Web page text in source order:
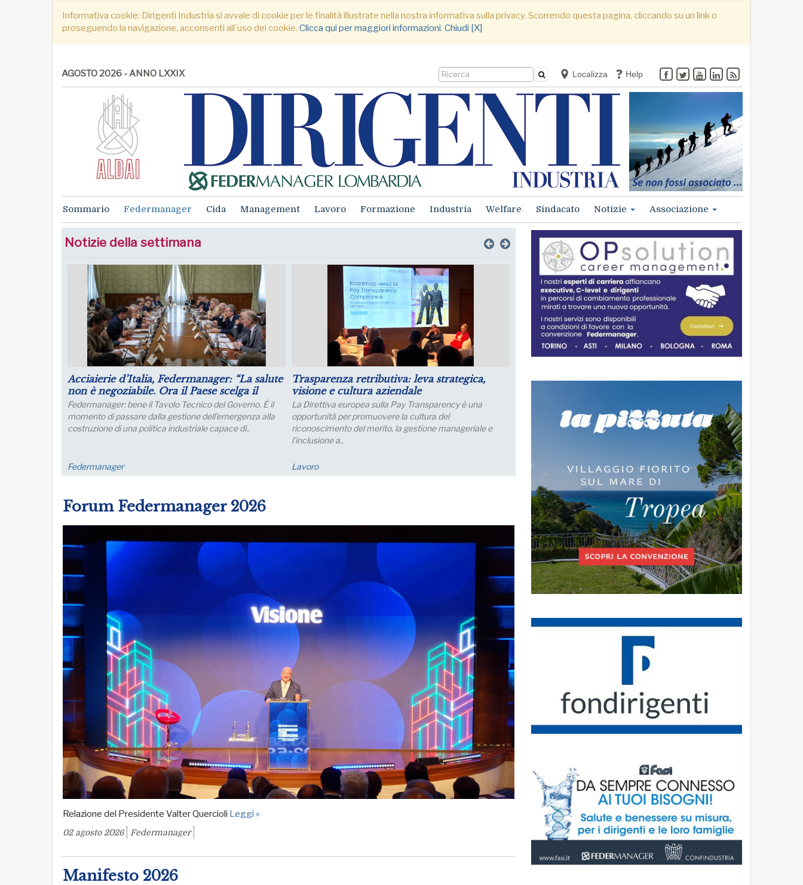
Informativa cookie: Dirigenti Industria si avvale di cookie per le finalità illustrate nella nostra informativa sulla privacy. Scorrendo questa pagina, cliccando su un link o
proseguendo la navigazione, acconsenti all´uso dei cookie. Clicca qui per maggiori informazioni. Chiudi [X]
AGOSTO 2026 - ANNO LXXIX Localizza Help
Sommario Federmanager Cida Management Lavoro Formazione Industria Welfare Sindacato Notizie Associazione
Notizie della settimana
Puntare su infrastrutture e manager per il
futuro dell’industria del nord Italia
Lo sviluppo di quest’area è fondamentale per un
collegamento con l’Europa
FM Trieste
Luglio: migliorano le aspettative sulla
produzione
Le aspettative delle grandi imprese industriali migliorano
a luglio, con un aumento della quota di imprese che
prevede una crescita della produzione; nei..
Economia
Forum Federmanager 2026
Relazione del Presidente Valter Quercioli Leggi »
02 agosto 2026 Federmanager
Manifesto 2026